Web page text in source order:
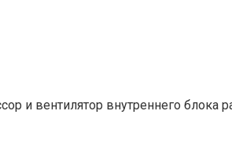
и вентилятор внутреннего блока